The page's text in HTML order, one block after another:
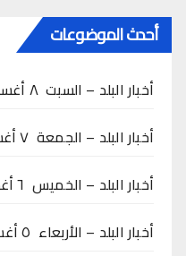
أحدث الموضوعات
أخبار البلد – السبت ٨ أغسطس ٢٠٢٦م
أخبار البلد – الجمعة ٧ أغسطس ٢٠٢٦م
أخبار البلد – الخميس ٦ أغسطس ٢٠٢٦م
أخبار البلد – الأربعاء ٥ أغسطس ٢٠٢٦م